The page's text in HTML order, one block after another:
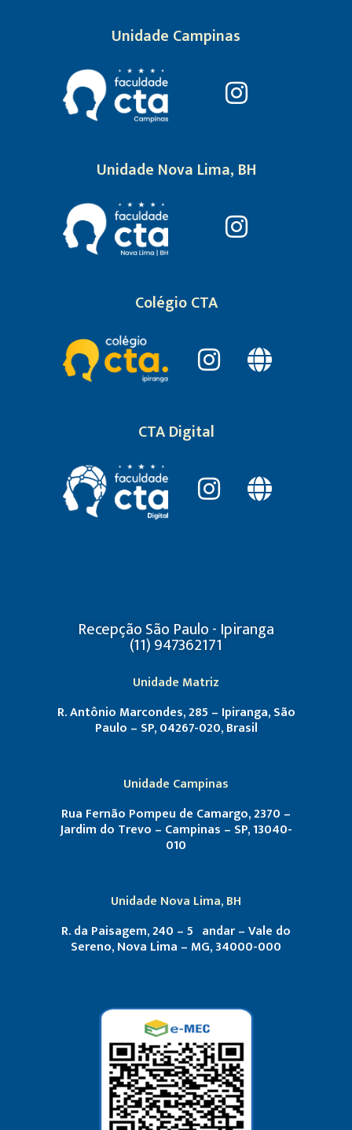
Unidade Campinas
Unidade Nova Lima, BH
Colégio CTA
CTA Digital
Recepção São Paulo - Ipiranga
(11) 947362171
Unidade Matriz
R. Antônio Marcondes, 285 – Ipiranga, São
Paulo – SP, 04267-020, Brasil
Unidade Campinas
Rua Fernão Pompeu de Camargo, 2370 –
Jardim do Trevo – Campinas – SP, 13040-
010
Unidade Nova Lima, BH
R. da Paisagem, 240 – 5º andar – Vale do
Sereno, Nova Lima – MG, 34000-000